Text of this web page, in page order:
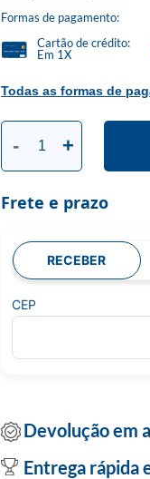
Formas de pagamento:
Todas as formas de
Cartão de crédito:
Em 1X
- +
Frete e prazo
RECEBER
CEP
Devolução em
Entrega rápida